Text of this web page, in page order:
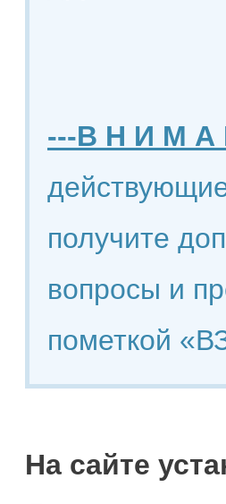
---В Н И М А
получите
вопросы и
пометкой
На сайте